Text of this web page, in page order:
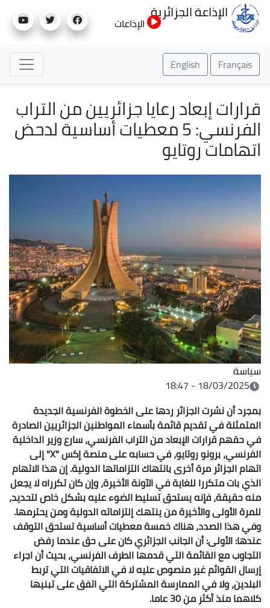
إلى
الإذاعة الجزائرية
الإذاعات
Français
English
قرارات إبعاد رعايا جزائريين من التراب
الفرنسي: 5 معطيات أساسية لدحض
اتهامات روتايو
سياسة
18/03/2025 - 18:47
بمجرد أن نشرت الجزائر ردها على الخطوة الفرنسية الجديدة
المتمثلة في تقديم قائمة بأسماء المواطنين الجزائريين الصادرة
في حقهم قرارات الإبعاد من التراب الفرنسي، سارع وزير الداخلية
الفرنسي، برونو روتايو، في حسابه على منصة إكس "X" إلى
اتهام الجزائر مرة أخرى بانتهاك التزاماتها الدولية. إن هذا الاتهام
الذي بات متكررا للغاية في الآونة الأخيرة، وإن كان تكرراه لا يجعل
منه حقيقة، فإنه يستحق تسليط الضوء عليه بشكل خاص لتحديد،
للمرة الأولى والأخيرة من ينتهك إلتزاماته الدولية ومن يحترمها.
وفي هذا الصدد، هناك خمسة معطيات أساسية تستحق التوقف
عندها: الأولى: أن الجانب الجزائري كان على حق عندما رفض
التجاوب مع القائمة التي قدمها الطرف الفرنسي، بحيث أن اجراء
إرسال القوائم غير منصوص عليه لا في الاتفاقيات التي تربط
البلدين، ولا في الممارسة المشتركة التي اتفق على تبنيها
كلاهما منذ أكثر من 30 عاما.